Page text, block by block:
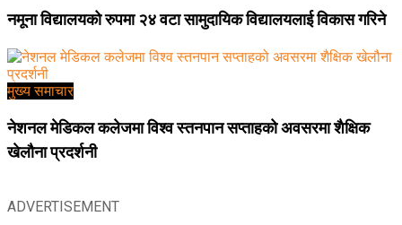
नमूना विद्यालयको रुपमा २४ वटा सामुदायिक विद्यालयलाई विकास गरिने
मुख्य समाचार
नेशनल मेडिकल कलेजमा विश्व स्तनपान सप्ताहको अवसरमा शैक्षिक
खेलौना प्रदर्शनी
ADVERTISEMENT